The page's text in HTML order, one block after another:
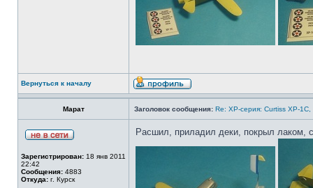
Вернуться к началу
Марат Заголовок сообщения: Re: ХP-серия: Curtiss XP-
Зарегистрирован: 18 янв 2011
22:42
Сообщения: 4883
Откуда: г. Курск
Расшил, приладил деки, покрыл лаком,